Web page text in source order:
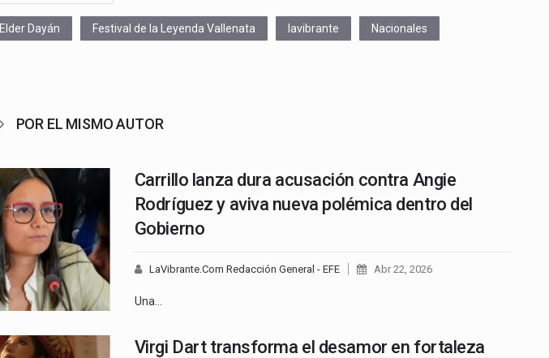
Elder Dayán Festival de la Leyenda Vallenata lavibrante Nacionales
POR EL MISMO AUTOR
Carrillo lanza dura acusación contra Angie
Rodríguez y aviva nueva polémica dentro del
Gobierno
LaVibrante.Com Redacción General - EFE Abr 22, 2026
Una…
Virgi Dart transforma el desamor en fortaleza